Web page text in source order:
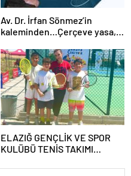
Av. Dr. İrfan Sönmez’in
kaleminden…Çerçeve yasa,
ELAZIĞ GENÇLİK VE SPOR
KULÜBÜ TENİS TAKIMI
TAMAMLAYARAK YARI FİNALE